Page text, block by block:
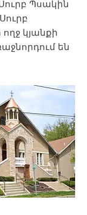
Պսակին
կյանքի
են